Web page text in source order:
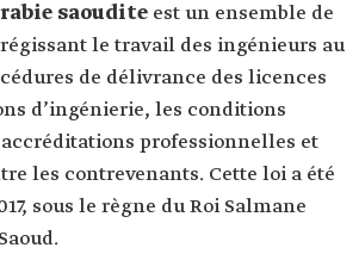
saoudite est un ensemble de
le travail des ingénieurs au
de délivrance des licences
d’ingénierie, les conditions
professionnelles et
les contrevenants. Cette loi a été
sous le règne du Roi Salmane